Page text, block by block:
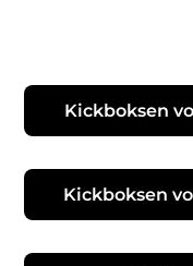
Kickboksen
Kickboksen